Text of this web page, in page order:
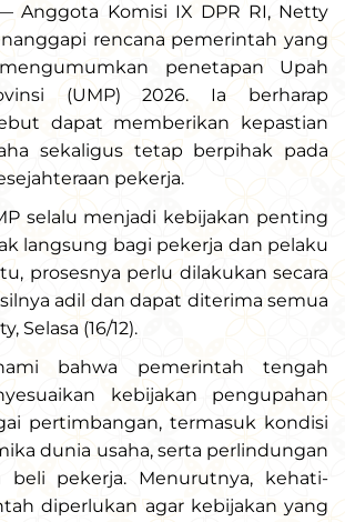
— Anggota Komisi IX DPR RI, Netty
rencana pemerintah yang
penetapan Upah
(UMP) 2026. Ia berharap
dapat memberikan kepastian
sekaligus tetap berpihak pada
pekerja.
selalu menjadi kebijakan penting
langsung bagi pekerja dan pelaku
prosesnya perlu dilakukan secara
adil dan dapat diterima semua
Selasa (16/12).
bahwa pemerintah tengah
kebijakan pengupahan
pertimbangan, termasuk kondisi
dunia usaha, serta perlindungan
beli pekerja. Menurutnya, kehati-
diperlukan agar kebijakan yang